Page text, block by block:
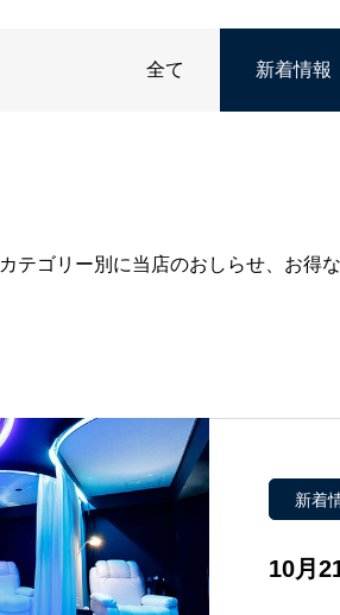
全て 新着情報
カテゴリー別に当店のおしらせ、お得
新着
10月